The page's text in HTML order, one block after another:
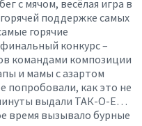
с мячом, весёлая игра в
поддержке самых
горячие
конкурс –
командами композиции
и мамы с азартом
попробовали, как это не
выдали ТАК-О-Е…
время вызывало бурные